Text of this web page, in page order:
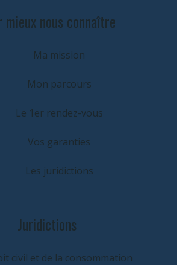
mieux nous connaître
Ma mission
Mon parcours
Le 1er rendez-vous
Vos garanties
Les juridictions
Juridictions
civil et de la consommation